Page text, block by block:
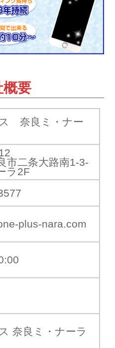
概要
奈良ミ・ナー
市二条大路南1-3-
ラ2F
plus-nara.com
奈良ミ・ナーラ